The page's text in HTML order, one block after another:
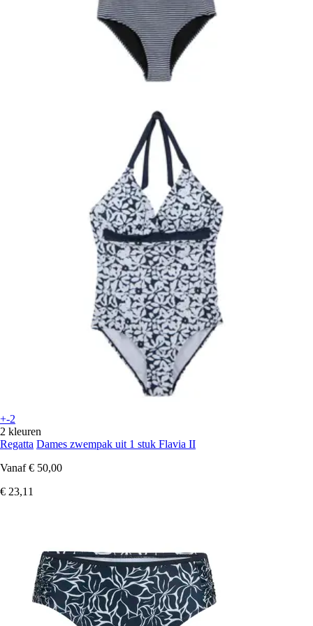
+-2
2 kleuren
Regatta Dames zwempak uit 1 stuk Flavia II
Vanaf € 50,00
€ 23,11